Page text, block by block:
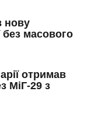
нову
без масового
отримав
МіГ-29 з